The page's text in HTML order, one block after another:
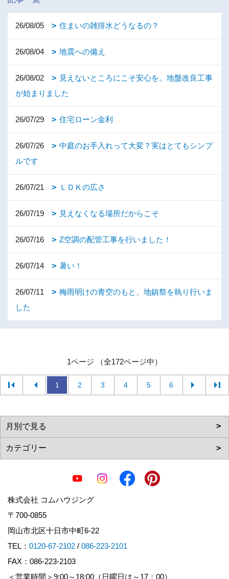
26/08/05 住まいの雑排水どうなるの？
26/08/04 地震への備え
26/08/02
見えないところにこそ安心を。地盤改良工事
が始まりました
26/07/29 住宅ローン金利
26/07/26
中庭のお手入れって大変？実はとてもシンプ
ルです
26/07/21 ＬＤＫの広さ
26/07/19 見えなくなる場所だからこそ
26/07/16 Z空調の配管工事を行いました！
26/07/14 暑い！
26/07/11
梅雨明けの青空のもと、地鎮祭を執り行いま
した
1ページ （全172ページ中）
1 2 3 4 5 6
株式会社 コムハウジング
〒700-0855
岡山市北区十日市中町6-22
TEL： 0120-67-2102 / 086-223-2101
FAX：086-223-2103
＜営業時間＞9:00～18:00（日曜日は～17：00）